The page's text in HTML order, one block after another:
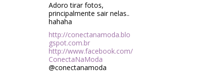
Adoro tirar fotos,
principalmente sair nelas..
hahaha
http://conectanamoda.blo
gspot.com.br
http://www.facebook.com/
ConectaNaModa
@conectanamoda